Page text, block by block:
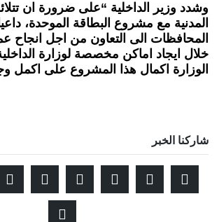
وشدد وزير الداخلية “على ضرورة ان
المدنية مع مشروع البطاقة الموحدة،
المحافظات الى التعاون من اجل انجاح
خلال ايجاد اماكن مخصصة لوزارة
الوزارة اكمال هذا المشروع على اكمل
شاركنا الخبر